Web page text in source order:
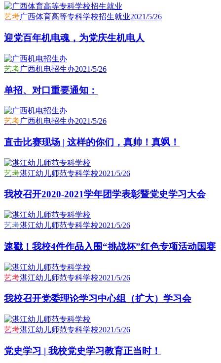
艺考广西体育高等专科学校招生就业2021/5/26
迎党百年机电魂，为党庆生机电人
艺考广西机电招生办2021/5/26
单招、对口重要通知：
艺考广西机电招生办2021/5/26
直击比赛现场 | 这样的你们，真帅！真飒！
艺考湛江幼儿师范专科学校2021/5/26
我校召开2020-2021学年团学表彰暨党史学习大会
艺考湛江幼儿师范专科学校2021/5/26
速戳！我校4件作品入围“挑战杯”红色专项活动国赛
艺考湛江幼儿师范专科学校2021/5/26
我校召开党委理论学习中心组（扩大）学习会
艺考湛江幼儿师范专科学校2021/5/26
党史学习 | 我校党史学习教育正当时！